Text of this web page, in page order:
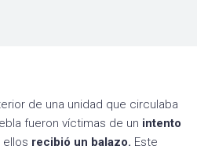
de una unidad que circulaba
fueron víctimas de un intento
ellos recibió un balazo. Este